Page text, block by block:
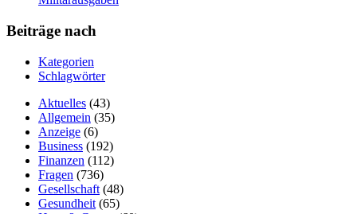
Beiträge nach
Kategorien
Schlagwörter
Aktuelles (43)
Allgemein (35)
Anzeige (6)
Business (192)
Finanzen (112)
Fragen (736)
Gesellschaft (48)
Gesundheit (65)